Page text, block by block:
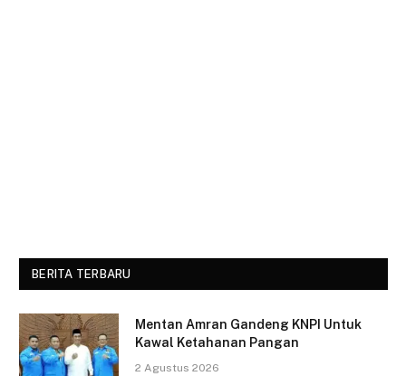
BERITA TERBARU
Mentan Amran Gandeng KNPI Untuk
Kawal Ketahanan Pangan
2 Agustus 2026